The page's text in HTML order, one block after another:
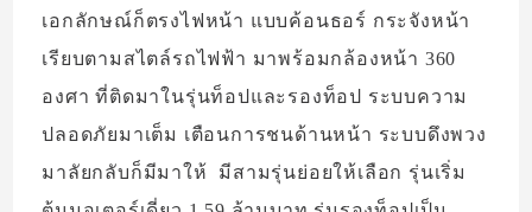
เอกลักษณ์ก็ตรงไฟหน้า แบบค้อนธอร์ กระจังหน้า
เรียบตามสไตล์รถไฟฟ้า มาพร้อมกล้องหน้า 360
องศา ที่ติดมาในรุ่นท็อปและรองท็อป ระบบความ
ปลอดภัยมาเต็ม เตือนการชนด้านหน้า ระบบดึงพวง
มาลัยกลับก็มีมาให้ มีสามรุ่นย่อยให้เลือก รุ่นเริ่ม